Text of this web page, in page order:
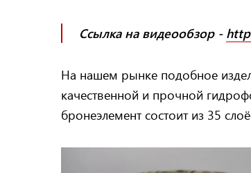
Ссылка на видеообзор -
На нашем рынке подобное
качественной и прочной
бронеэлемент состоит из 35